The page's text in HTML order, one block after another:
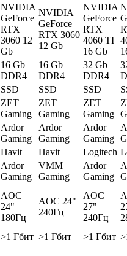
NVIDIA
GeForce
RTX
3060 12
Gb
NVIDIA
GeForce
RTX 3060
12 Gb
NVIDIA
GeForce
RTX
4060 TI
16 Gb
16 Gb
DDR4
16 Gb
DDR4
32 Gb
DDR4
SSD SSD SSD
ZET
Gaming
ZET
Gaming
ZET
Gaming
Ardor
Gaming
Ardor
Gaming
Ardor
Gaming
Havit Havit Logitech
Ardor
Gaming
VMM
Gaming
Ardor
Gaming
AOC
24"
180Гц
AOC 24"
240Гц
AOC
27"
240Гц
>1 Гбит >1 Гбит >1 Гбит